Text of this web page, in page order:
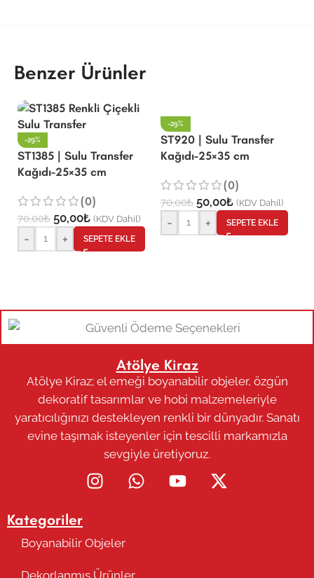
Benzer Ürünler
-29%
ST1385 | Sulu Transfer
Kağıdı-25×35 cm
(0)
70,00₺ 50,00₺ (KDV Dahil)
- + SEPETE EKLE
-29%
ST920 | Sulu Transfer
Kağıdı-25×35 cm
(0)
70,00₺ 50,00₺ (KDV Dahil)
- + SEPETE EKLE
Atölye Kiraz
Atölye Kiraz; el emeği boyanabilir objeler, özgün
dekoratif tasarımlar ve hobi malzemeleriyle
yaratıcılığınızı destekleyen renkli bir dünyadır. Sanatı
evine taşımak isteyenler için tescilli markamızla
sevgiyle üretiyoruz.
Kategoriler
Boyanabilir Objeler